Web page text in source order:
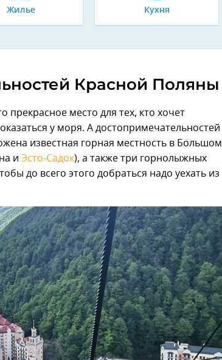
Жилье Кухня
Красной Поляны
прекрасное место для тех, кто хочет
у моря. А достопримечательностей
известная горная местность в Большом
и Эсто-Садок), а также три горнолыжных
до всего этого добраться надо уехать из